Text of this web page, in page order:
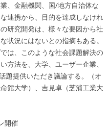
、金融機関、国/地方自治体な
連携から、目的を達成しなけれ
研究開発は、様々な要因から社
状況にはないとの指摘もある。
は、このような社会課題解決の
方法を、大学、ユーザー企業、
題提供いただき議論する。（オ
館大学）、吉見卓（芝浦工業大
開催